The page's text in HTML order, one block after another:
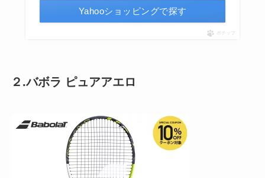
Yahooショッピングで探す
ポチップ
２.バボラ ピュアアエロ